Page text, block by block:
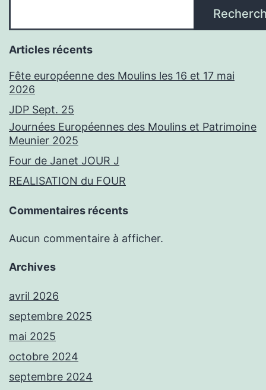
Articles récents
Fête européenne des Moulins les 16 et 17 mai
2026
JDP Sept. 25
Journées Européennes des Moulins et Patrimoine
Meunier 2025
Four de Janet JOUR J
REALISATION du FOUR
Commentaires récents
Aucun commentaire à afficher.
Archives
avril 2026
septembre 2025
mai 2025
octobre 2024
septembre 2024